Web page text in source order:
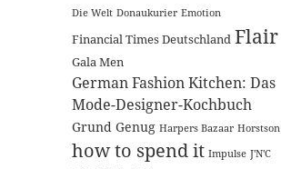
Die Welt Donaukurier Emotion
Financial Times Deutschland Flair
Gala Men
German Fashion Kitchen: Das
Mode-Designer-Kochbuch
Grund Genug Harpers Bazaar Horstson
how to spend it Impulse J'N'C